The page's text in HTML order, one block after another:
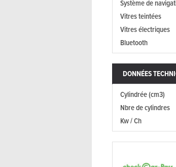
Système de
Vitres teintées
Vitres électriques
Bluetooth
DONNÉES
Cylindrée (cm3)
Nbre de cylindres
Kw / Ch